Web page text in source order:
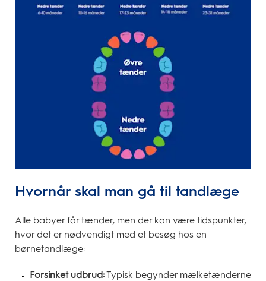
Hvornår skal man gå til tandlæge
Alle babyer får tænder, men der kan være tidspunkter,
hvor det er nødvendigt med et besøg hos en
børnetandlæge:
Forsinket udbrud:Typisk begynder mælketænderne